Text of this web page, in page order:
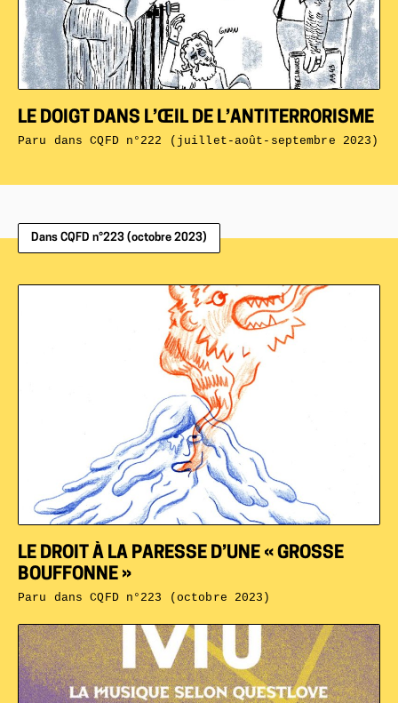
LE DOIGT DANS L’ŒIL DE L’ANTITERRORISME
Paru dansCQFD n°222 (juillet-août-septembre 2023)
Dans CQFD n°223 (octobre 2023)
LE DROIT À LA PARESSE D’UNE « GROSSE
BOUFFONNE »
Paru dansCQFD n°223 (octobre 2023)